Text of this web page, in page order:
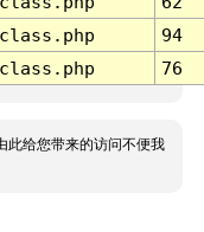
94
76
此给您带来的访问不便我